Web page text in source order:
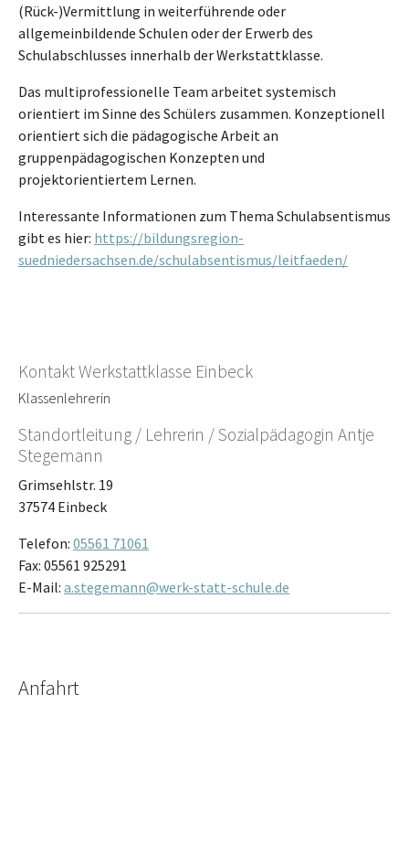
(Rück-)Vermittlung in weiterführende oder
allgemeinbildende Schulen oder der Erwerb des
Schulabschlusses innerhalb der Werkstattklasse.
Das multiprofessionelle Team arbeitet systemisch
orientiert im Sinne des Schülers zusammen. Konzeptionell
orientiert sich die pädagogische Arbeit an
gruppenpädagogischen Konzepten und
projektorientiertem Lernen.
Interessante Informationen zum Thema Schulabsentismus
gibt es hier: https://bildungsregion-
suedniedersachsen.de/schulabsentismus/leitfaeden/
Kontakt Werkstattklasse Einbeck
Klassenlehrerin
Standortleitung / Lehrerin / Sozialpädagogin Antje
Stegemann
Grimsehlstr. 19
37574 Einbeck
Telefon: 05561 71061
Fax: 05561 925291
E-Mail: a.stegemann@werk-statt-schule.de
Anfahrt